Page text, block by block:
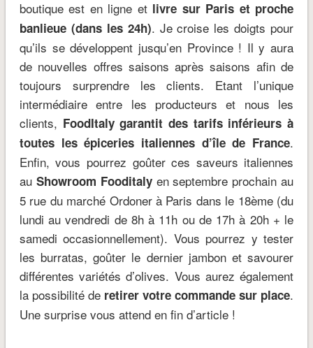
boutique est en ligne et livre sur Paris et proche
banlieue (dans les 24h). Je croise les doigts pour
qu’ils se développent jusqu’en Province ! Il y aura
de nouvelles offres saisons après saisons afin de
toujours surprendre les clients. Etant l’unique
intermédiaire entre les producteurs et nous les
clients, FoodItaly garantit des tarifs inférieurs à
toutes les épiceries italiennes d’île de France.
Enfin, vous pourrez goûter ces saveurs italiennes
au Showroom Fooditalyen septembre prochain au
5 rue du marché Ordoner à Paris dans le 18ème (du
lundi au vendredi de 8h à 11h ou de 17h à 20h + le
samedi occasionnellement). Vous pourrez y tester
les burratas, goûter le dernier jambon et savourer
différentes variétés d’olives. Vous aurez également
la possibilité de retirer votre commande sur place.
Une surprise vous attend en fin d’article !